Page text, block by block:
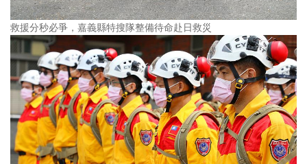
救援分秒必爭，嘉義縣特搜隊整備待命赴日救災